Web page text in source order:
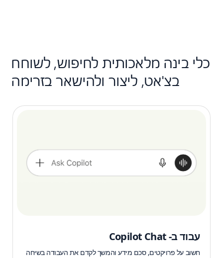
כלי בינה מלאכותית לחיפוש, לשוחח
בצ'אט, ליצור ולהישאר בזרימה
עבוד ב- Copilot Chat
חשוב על פרויקטים, סכם מידע והמשך לקדם את העבודה בשיחה